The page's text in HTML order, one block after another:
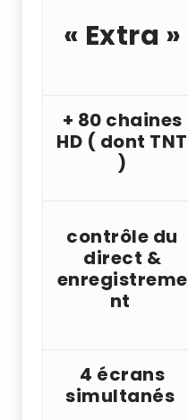
« Extra »
+ 80 chaines
HD ( dont TNT
)
contrôle du
direct &
enregistreme
nt
4 écrans
simultanés